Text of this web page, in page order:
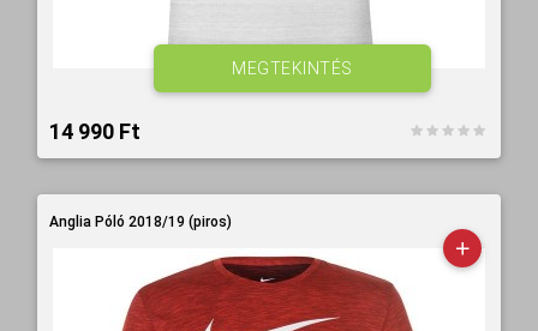
14 990 Ft‎
MEGTEKINTÉS
Anglia Póló 2018/19 (piros)